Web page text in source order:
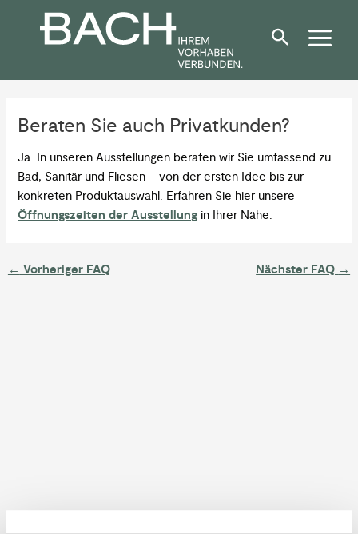
springen
Beraten Sie auch Privatkunden?
Ja. In unseren Ausstellungen beraten wir Sie umfassend zu
Bad, Sanitär und Fliesen – von der ersten Idee bis zur
konkreten Produktauswahl. Erfahren Sie hier unsere
Öffnungszeiten der Ausstellung in Ihrer Nähe.
navigation
← Vorheriger FAQ Nächster FAQ →